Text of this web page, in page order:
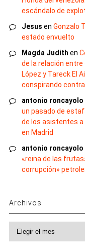
escándalo de
Jesus en Gonzalo
estado envuelto
Magda Judith en
de la relación entre
López y Tareck El
conspirando
antonio roncayolo
un pasado de
de los asistentes a
en Madrid
antonio roncayolo
«reina de las
corrupción»
Archivos